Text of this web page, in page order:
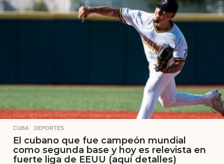
CUBA ,DEPORTES
El cubano que fue campeón mundial
como segunda base y hoy es relevista en
fuerte liga de EEUU (aquí detalles)